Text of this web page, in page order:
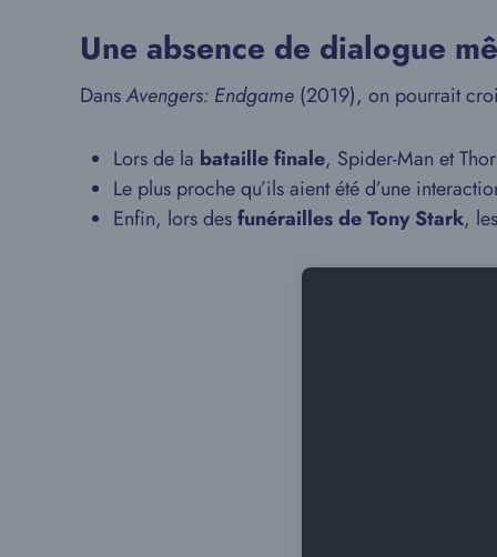
Une absence de dialogue
DansAvengers: Endgame (2019), on pourrait
Lors de la bataille finale, Spider-Man et
Le plus proche qu’ils aient été d’une
Enfin, lors desfunérailles de Tony Stark,